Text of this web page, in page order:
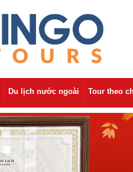
Du lịch nước ngoài Tour theo